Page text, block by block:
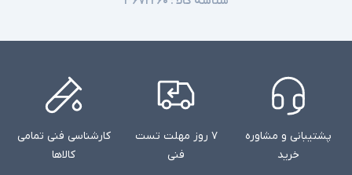
پشتیبانی و مشاوره
خرید
۷ روز مهلت تست
فنی
کارشناسی فنی تمامی
کالاها